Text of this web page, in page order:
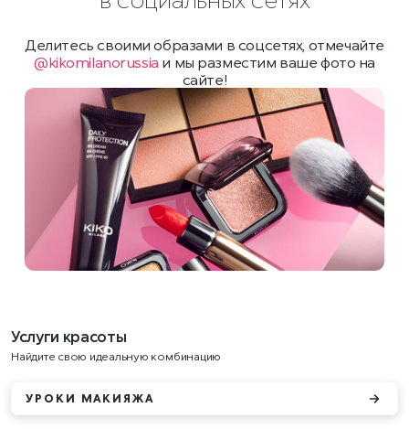
Делитесь своими образами в соцсетях, отмечайте
@kikomilanorussia и мы разместим ваше фото на
сайте!
Услуги красоты
Найдите свою идеальную комбинацию
УРОКИ МАКИЯЖА